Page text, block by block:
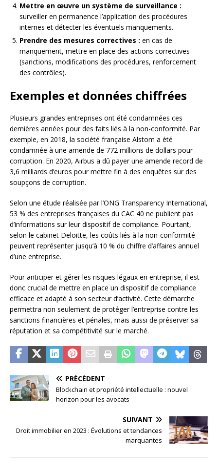
Mettre en œuvre un système de surveillance :
surveiller en permanence l’application des procédures
internes et détecter les éventuels manquements.
Prendre des mesures correctives : en cas de
manquement, mettre en place des actions correctives
(sanctions, modifications des procédures, renforcement
des contrôles).
Exemples et données chiffrées
Plusieurs grandes entreprises ont été condamnées ces
dernières années pour des faits liés à la non-conformité. Par
exemple, en 2018, la société française Alstom a été
condamnée à une amende de 772 millions de dollars pour
corruption. En 2020, Airbus a dû payer une amende record de
3,6 milliards d’euros pour mettre fin à des enquêtes sur des
soupçons de corruption.
Selon une étude réalisée par l’ONG Transparency International,
53 % des entreprises françaises du CAC 40 ne publient pas
d’informations sur leur dispositif de compliance. Pourtant,
selon le cabinet Deloitte, les coûts liés à la non-conformité
peuvent représenter jusqu’à 10 % du chiffre d’affaires annuel
d’une entreprise.
Pour anticiper et gérer les risques légaux en entreprise, il est
donc crucial de mettre en place un dispositif de compliance
efficace et adapté à son secteur d’activité. Cette démarche
permettra non seulement de protéger l’entreprise contre les
sanctions financières et pénales, mais aussi de préserver sa
réputation et sa compétitivité sur le marché.
PRÉCÉDENT
Blockchain et propriété intellectuelle : nouvel
horizon pour les avocats
SUIVANT
Droit immobilier en 2023 : Évolutions et tendances
marquantes